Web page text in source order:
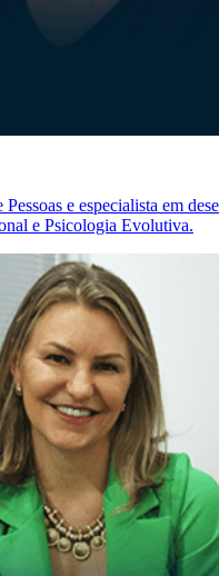
e especialista em
e Psicologia Evolutiva.